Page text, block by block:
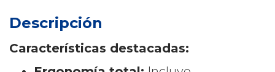
Descripción
Características destacadas: